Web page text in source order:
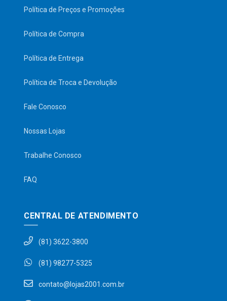
Política de Preços e Promoções
Política de Compra
Política de Entrega
Política de Troca e Devolução
Fale Conosco
Nossas Lojas
Trabalhe Conosco
FAQ
CENTRAL DE ATENDIMENTO
(81) 3622-3800
(81) 98277-5325
contato@lojas2001.com.br